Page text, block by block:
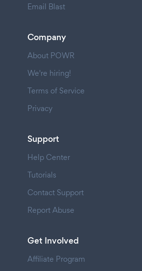
Email Blast
Company
About POWR
We're hiring!
Terms of Service
Privacy
Support
Help Center
Tutorials
Contact Support
Report Abuse
Get Involved
Affiliate Program